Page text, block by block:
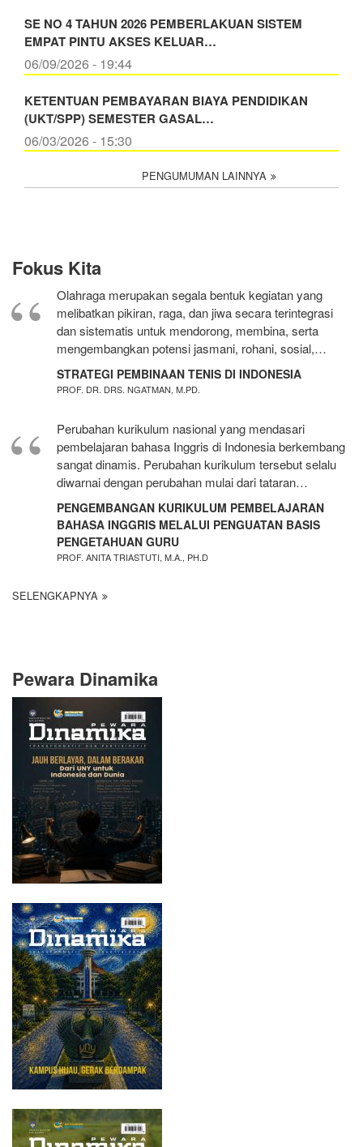
SE NO 4 TAHUN 2026 PEMBERLAKUAN SISTEM
EMPAT PINTU AKSES KELUAR…
06/09/2026 - 19:44
KETENTUAN PEMBAYARAN BIAYA PENDIDIKAN
(UKT/SPP) SEMESTER GASAL…
06/03/2026 - 15:30
PENGUMUMAN LAINNYA
Fokus Kita
Olahraga merupakan segala bentuk kegiatan yang
melibatkan pikiran, raga, dan jiwa secara terintegrasi
dan sistematis untuk mendorong, membina, serta
mengembangkan potensi jasmani, rohani, sosial,…
STRATEGI PEMBINAAN TENIS DI INDONESIA
PROF. DR. DRS. NGATMAN, M.PD.
Perubahan kurikulum nasional yang mendasari
pembelajaran bahasa Inggris di Indonesia berkembang
sangat dinamis. Perubahan kurikulum tersebut selalu
diwarnai dengan perubahan mulai dari tataran…
PENGEMBANGAN KURIKULUM PEMBELAJARAN
BAHASA INGGRIS MELALUI PENGUATAN BASIS
PENGETAHUAN GURU
PROF. ANITA TRIASTUTI, M.A., PH.D
SELENGKAPNYA
Pewara Dinamika